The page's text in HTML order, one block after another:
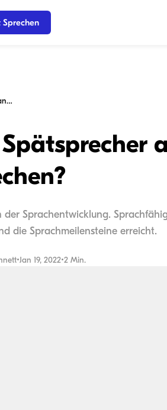
Sprechen
Wie lange dauert es, bis Spätsprecher anfangen zu sprechen?
Sprachentwicklung.
die Sprachmeilensteine erreicht.
•Jan 19, 2022•2 Min.